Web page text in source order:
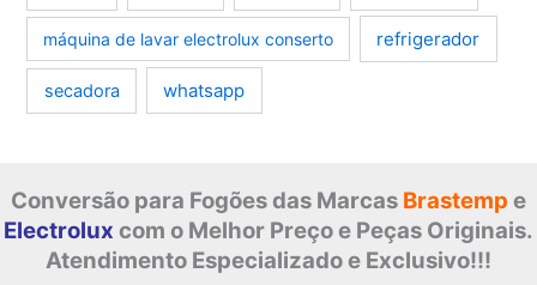
máquina de lavar electrolux conserto refrigerador
secadora whatsapp
Conversão para Fogões das Marcas Brastemp e
Electrolux com o Melhor Preço e Peças Originais.
Atendimento Especializado e Exclusivo!!!